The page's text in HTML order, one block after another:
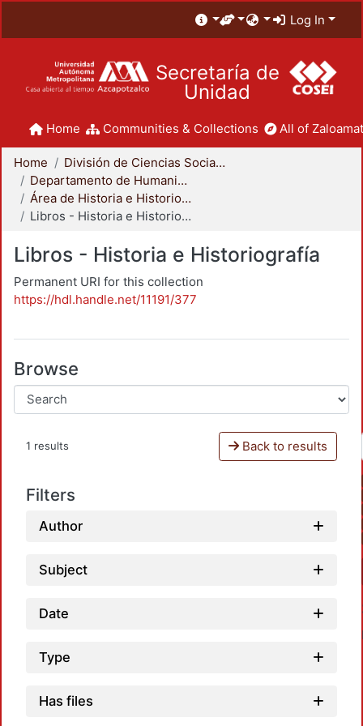
Log In
Secretaría de
Unidad
Home Communities & Collections All of
Home
División de Ciencias Sociales y Humanidades
Departamento de Humanidades
Área de Historia e Historiografía
Libros - Historia e Historiografía
Libros - Historia e Historiografía
Permanent URI for this collection
https://hdl.handle.net/11191/377
Browse
1 results Back to results
Filters
Author
Subject
Date
Type
Has files